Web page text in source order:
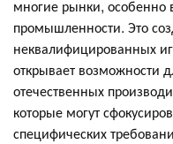
многие рынки,
промышленности. Это
неквалифицированных
открывает возможности
отечественных
которые могут
специфических